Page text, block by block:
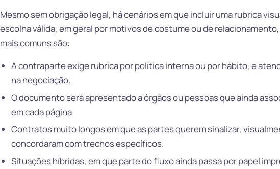
Mesmo sem obrigação legal, há cenários em que incluir uma rubrica
escolha válida, em geral por motivos de costume ou de
mais comuns são:
A contraparte exige rubrica por política interna ou por hábito, e
na negociação.
O documento será apresentado a órgãos ou pessoas que ainda
em cada página.
Contratos muito longos em que as partes querem sinalizar,
concordaram com trechos específicos.
Situações híbridas, em que parte do fluxo ainda passa por papel